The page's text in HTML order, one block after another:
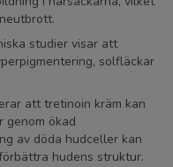
studier visar att
solfläckar
att tretinoin kräm kan
genom ökad
av döda hudceller kan
hudens struktur.